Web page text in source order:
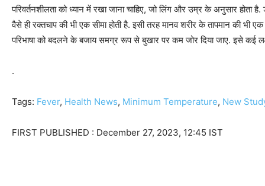
परिवर्तनशीलता को ध्यान में रखा जाना चाहिए, जो लिंग और उम्र के अनुसार होता
वैसे ही रक्तचाप की भी एक सीमा होती है. इसी तरह मानव शरीर के तापमान की भी
परिभाषा को बदलने के बजाय समग्र रूप से बुखार पर कम जोर दिया जाए. इसे कई
.
Tags: Fever, Health News, Minimum Temperature, New
FIRST PUBLISHED : December 27, 2023, 12:45 IST